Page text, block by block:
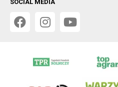
SOCIAL MEDIA